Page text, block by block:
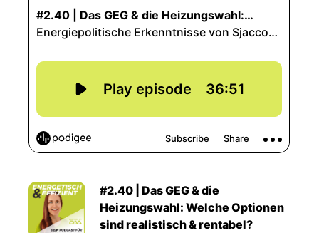
#2.40 | Das GEG & die
Heizungswahl: Welche Optionen
sind realistisch & rentabel?